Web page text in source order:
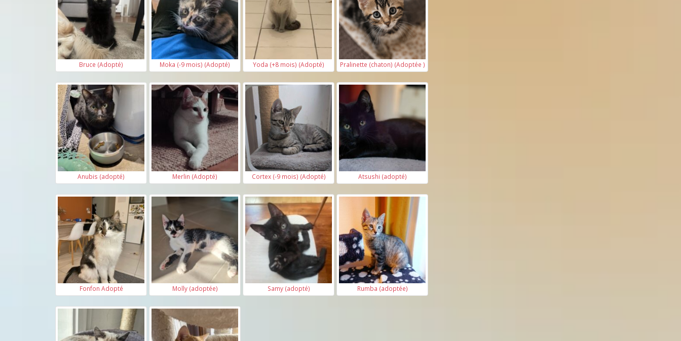
Bruce (Adopté) Moka (-9 mois) (Adopté) Yoda (+8 mois) (Adopté) Pralinette (chaton) (Adoptée )
Anubis (adopté) Merlin (Adopté) Cortex (-9 mois) (Adopté) Atsushi (adopté)
Fonfon Adopté Molly (adoptée) Samy (adopté) Rumba (adoptée)